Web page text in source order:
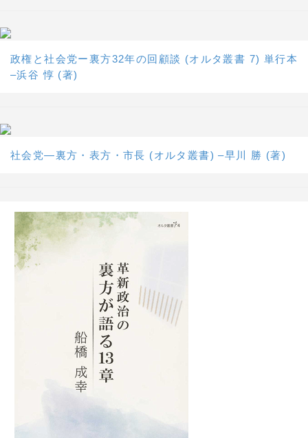
政権と社会党ー裏方32年の回顧談 (オルタ叢書 7) 単行本
–浜谷 惇 (著)
社会党―裏方・表方・市長 (オルタ叢書) –早川 勝 (著)